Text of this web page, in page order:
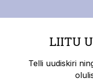
LIITU
Telli uudiskiri